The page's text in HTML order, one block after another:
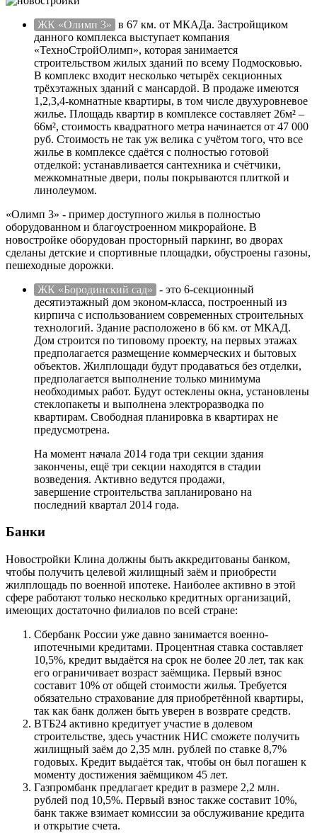
ЖК «Олимп 3» в 67 км. от МКАДа. Застройщиком
данного комплекса выступает компания
«ТехноСтройОлимп», которая занимается
строительством жилых зданий по всему Подмосковью.
В комплекс входит несколько четырёх секционных
трёхэтажных зданий с мансардой. В продаже имеются
1,2,3,4-комнатные квартиры, в том числе двухуровневое
жилье. Площадь квартир в комплексе составляет 26м² –
66м², стоимость квадратного метра начинается от 47 000
руб. Стоимость не так уж велика с учётом того, что все
жилье в комплексе сдаётся с полностью готовой
отделкой: устанавливается сантехника и счётчики,
межкомнатные двери, полы покрываются плиткой и
линолеумом.
«Олимп 3» - пример доступного жилья в полностью
оборудованном и благоустроенном микрорайоне. В
новостройке оборудован просторный паркинг, во дворах
сделаны детские и спортивные площадки, обустроены газоны,
пешеходные дорожки.
ЖК «Бородинский сад» - это 6-секционный
десятиэтажный дом эконом-класса, построенный из
кирпича с использованием современных строительных
технологий. Здание расположено в 66 км. от МКАД.
Дом строится по типовому проекту, на первых этажах
предполагается размещение коммерческих и бытовых
объектов. Жилплощади будут продаваться без отделки,
предполагается выполнение только минимума
необходимых работ. Будут остеклены окна, установлены
стеклопакеты и выполнена электроразводка по
квартирам. Свободная планировка в квартирах не
предусмотрена.
На момент начала 2014 года три секции здания
закончены, ещё три секции находятся в стадии
возведения. Активно ведутся продажи,
завершение строительства запланировано на
последний квартал 2014 года.
Банки
Новостройки Клина должны быть аккредитованы банком,
чтобы получить целевой жилищный заём и приобрести
жилплощадь по военной ипотеке. Наиболее активно в этой
сфере работают только несколько кредитных организаций,
имеющих достаточно филиалов по всей стране:
Сбербанк России уже давно занимается военно-
ипотечными кредитами. Процентная ставка составляет
10,5%, кредит выдаётся на срок не более 20 лет, так как
его ограничивает возраст заёмщика. Первый взнос
составит 10% от общей стоимости жилья. Требуется
обязательно страхование для приобретённой квартиры,
так как банк должен быть уверен в возврате средств.
ВТБ24 активно кредитует участие в долевом
строительстве, здесь участник НИС сможете получить
жилищный заём до 2,35 млн. рублей по ставке 8,7%
годовых. Кредит выдаётся так, чтобы он был погашен к
моменту достижения заёмщиком 45 лет.
Газпромбанк предлагает кредит в размере 2,2 млн.
рублей под 10,5%. Первый взнос также составит 10%,
банк также взимает комиссии за обслуживание кредита
и открытие счета.